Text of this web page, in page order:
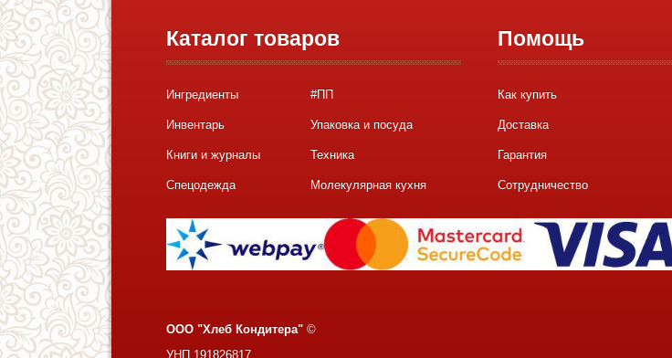
Каталог товаров
Ингредиенты #ПП
Инвентарь Упаковка и посуда
Книги и журналы Техника
Спецодежда Молекулярная кухня
Помощь
Как купить
Доставка
Гарантия
Сотрудничество
ООО "Хлеб Кондитера" ©
УНП 191826817